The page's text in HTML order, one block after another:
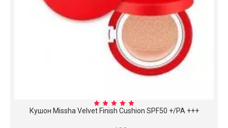
Кушон Missha Velvet Finish Cushion SPF50 +/PA +++